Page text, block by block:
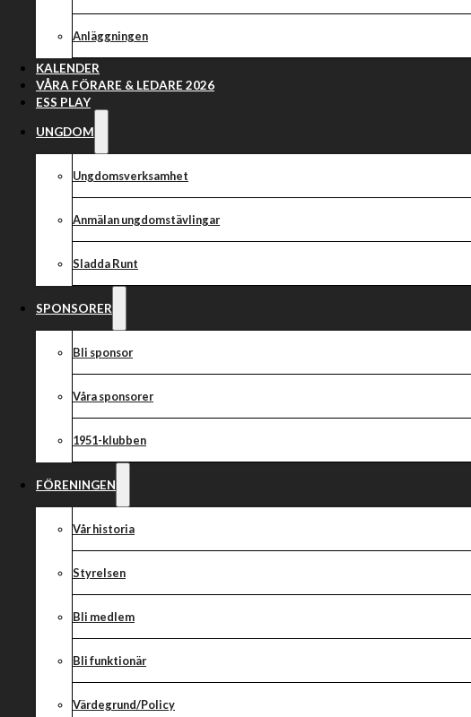
Anläggningen
KALENDER
VÅRA FÖRARE & LEDARE 2026
ESS PLAY
UNGDOM
Ungdomsverksamhet
Anmälan ungdomstävlingar
Sladda Runt
SPONSORER
Bli sponsor
Våra sponsorer
1951-klubben
FÖRENINGEN
Vår historia
Styrelsen
Bli medlem
Bli funktionär
Värdegrund/Policy